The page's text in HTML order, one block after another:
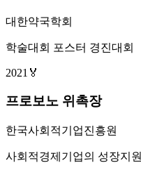
대한약국학회
학술대회 포스터 경진대회
2021 🏅
프로보노 위촉장
한국사회적기업진흥원
사회적경제기업의 성장지원